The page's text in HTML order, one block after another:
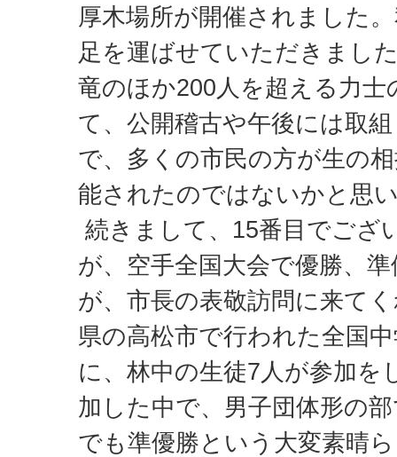
厚木場所が開催されました
足を運ばせていただきまし
竜のほか200人を超える力
て、公開稽古や午後には取
で、多くの市民の方が生の
能されたのではないかと思
続きまして、15番目でござ
が、空手全国大会で優勝、
が、市長の表敬訪問に来て
県の高松市で行われた全国
に、林中の生徒7人が参加を
加した中で、男子団体形の
でも準優勝という大変素晴